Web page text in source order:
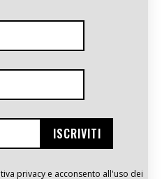
privacy e acconsento all'uso dei